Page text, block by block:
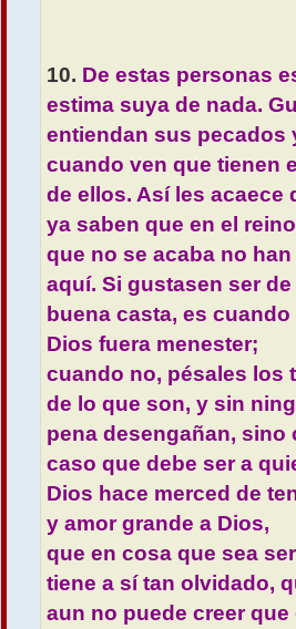
10. De estas personas
estima suya de nada.
entiendan sus pecados
cuando ven que tienen
de ellos. Así les acaece
ya saben que en el reino
que no se acaba no
aquí. Si gustasen ser de
buena casta, es
Dios fuera menester;
cuando no, pésales los
de lo que son, y sin
pena desengañan, sino
caso que debe ser a
Dios hace merced de
y amor grande a Dios,
que en cosa que sea
tiene a sí tan olvidado,
aun no puede creer